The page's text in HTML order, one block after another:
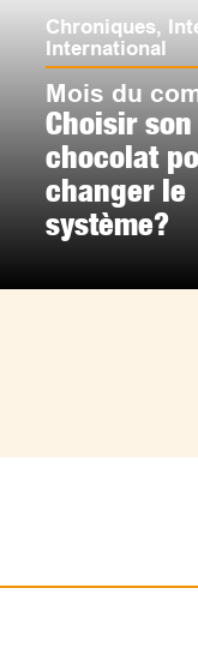
Chroniques,
International
Mois du
Choisir son
chocolat
changer le
système?